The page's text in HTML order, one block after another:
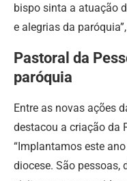
bispo sinta a atuação
e alegrias da
Pastoral da
paróquia
Entre as novas ações
destacou a criação da
“Implantamos este
diocese. São pessoas,